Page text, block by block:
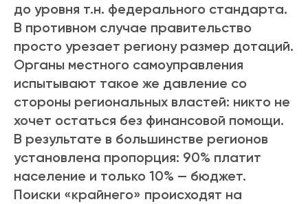
до уровня т.н. федерального стандарта.
В противном случае правительство
просто урезает региону размер дотаций.
Органы местного самоуправления
испытывают такое же давление со
стороны региональных властей: никто не
хочет остаться без финансовой помощи.
В результате в большинстве регионов
установлена пропорция: 90% платит
население и только 10% — бюджет.
Поиски «крайнего» происходят на